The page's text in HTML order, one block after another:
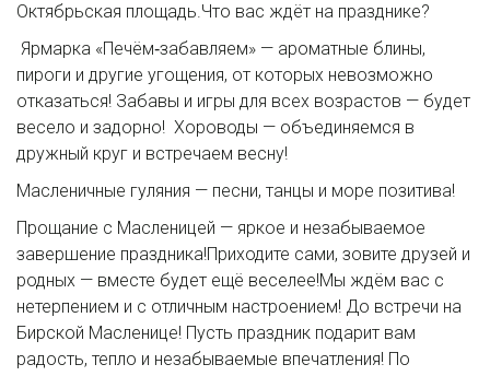
Октябрьская площадь.Что вас ждёт на празднике?
Ярмарка «Печём‑забавляем» — ароматные блины,
пироги и другие угощения, от которых невозможно
отказаться! Забавы и игры для всех возрастов — будет
весело и задорно! Хороводы — объединяемся в
дружный круг и встречаем весну!
Масленичные гуляния — песни, танцы и море позитива!
Прощание с Масленицей — яркое и незабываемое
завершение праздника!Приходите сами, зовите друзей и
родных — вместе будет ещё веселее!Мы ждём вас с
нетерпением и с отличным настроением! До встречи на
Бирской Масленице! Пусть праздник подарит вам
радость, тепло и незабываемые впечатления! По